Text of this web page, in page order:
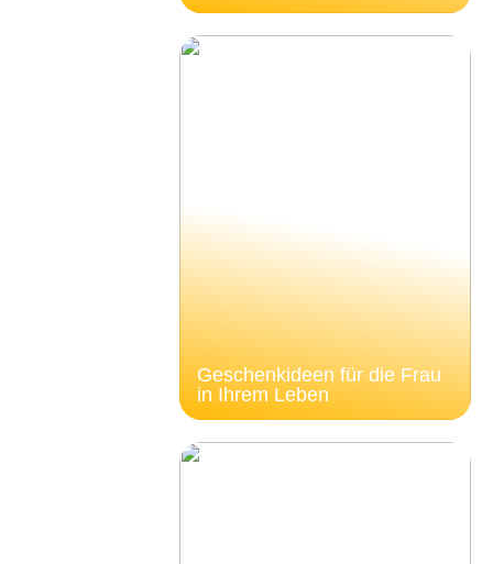
Geschenkideen für die Frau
in Ihrem Leben